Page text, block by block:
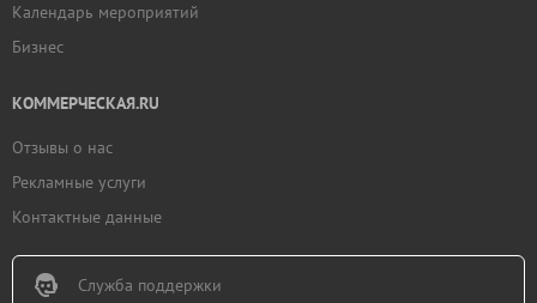
Календарь мероприятий
Бизнес
КОММЕРЧЕСКАЯ.RU
Отзывы о нас
Рекламные услуги
Контактные данные
Служба поддержки